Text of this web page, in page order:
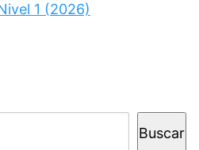
1 (2026)
Buscar